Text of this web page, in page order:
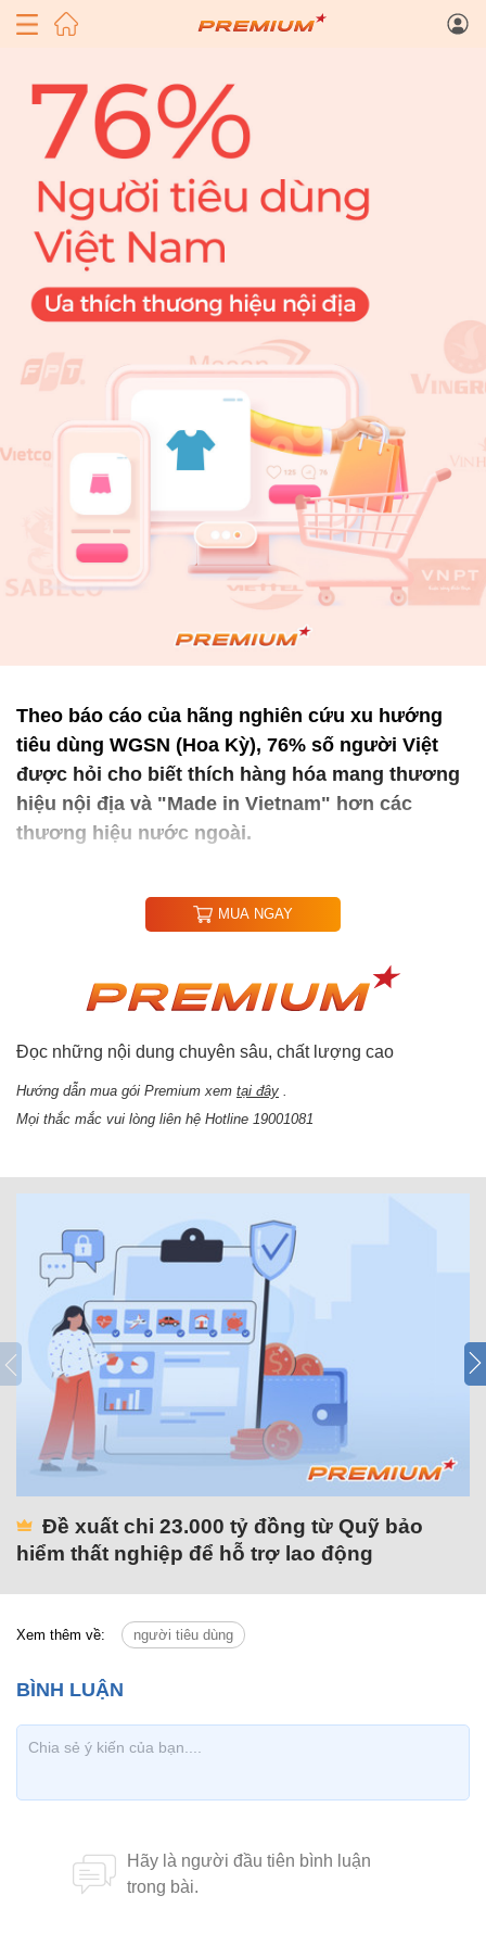
Theo báo cáo của hãng nghiên cứu xu hướng
tiêu dùng WGSN (Hoa Kỳ), 76% số người Việt
được hỏi cho biết thích hàng hóa mang thương
hiệu nội địa và "Made in Vietnam" hơn các
thương hiệu nước ngoài.
MUA NGAY
Đọc những nội dung chuyên sâu, chất lượng cao
Hướng dẫn mua gói Premium xem tại đây .
Mọi thắc mắc vui lòng liên hệ Hotline 19001081
Đề xuất chi 23.000 tỷ đồng từ Quỹ bảo
hiểm thất nghiệp để hỗ trợ lao động
Xem thêm về: người tiêu dùng